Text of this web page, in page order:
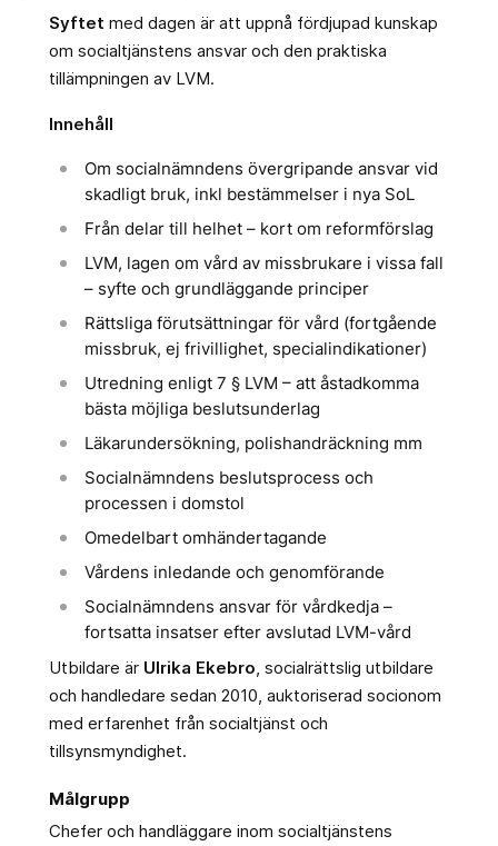
Syftet med dagen är att uppnå fördjupad kunskap
om socialtjänstens ansvar och den praktiska
tillämpningen av LVM.
Innehåll
Om socialnämndens övergripande ansvar vid
skadligt bruk, inkl bestämmelser i nya SoL
Från delar till helhet – kort om reformförslag
LVM, lagen om vård av missbrukare i vissa fall
– syfte och grundläggande principer
Rättsliga förutsättningar för vård (fortgående
missbruk, ej frivillighet, specialindikationer)
Utredning enligt 7 § LVM – att åstadkomma
bästa möjliga beslutsunderlag
Läkarundersökning, polishandräckning mm
Socialnämndens beslutsprocess och
processen i domstol
Omedelbart omhändertagande
Vårdens inledande och genomförande
Socialnämndens ansvar för vårdkedja –
fortsatta insatser efter avslutad LVM-vård
Utbildare är Ulrika Ekebro , socialrättslig utbildare
och handledare sedan 2010, auktoriserad socionom
med erfarenhet från socialtjänst och
tillsynsmyndighet.
Målgrupp
Chefer och handläggare inom socialtjänstens